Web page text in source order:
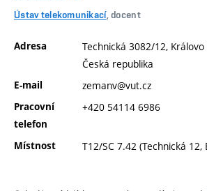
Ústav telekomunikací, docent
Adresa
Technická 3082/12,
Česká republika
E-mail zemanv@vut.cz
Pracovní
telefon
+420 54114 6986
Místnost T12/SC 7.42 (Technická 12,